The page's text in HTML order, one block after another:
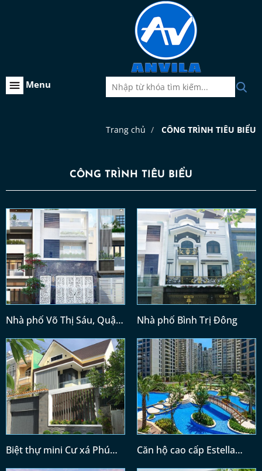
Menu
Trang chủ CÔNG TRÌNH TIÊU BIỂU
CÔNG TRÌNH TIÊU BIỂU
Nhà phố Võ Thị Sáu, Quận
Nhà phố Bình Trị Đông
Biệt thự mini Cư xá Phú
Căn hộ cao cấp Estella